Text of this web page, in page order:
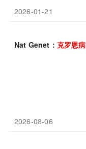
2026-01-21
Nat Genet： 克罗恩病
2026-08-06